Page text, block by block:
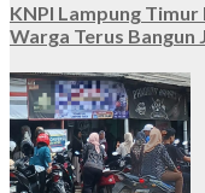
KNPI Lampung
Warga Terus Bangun